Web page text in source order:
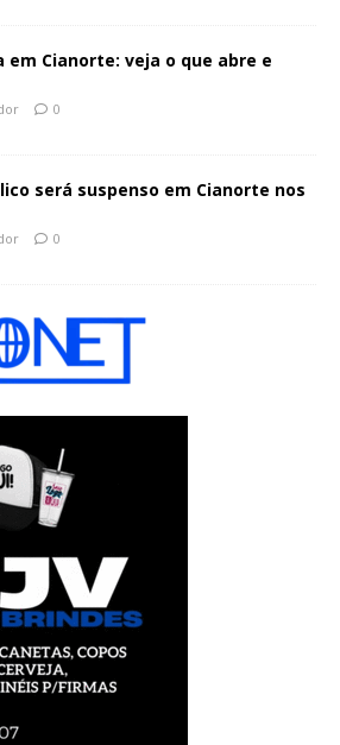
em Cianorte: veja o que abre e
0
será suspenso em Cianorte nos
0